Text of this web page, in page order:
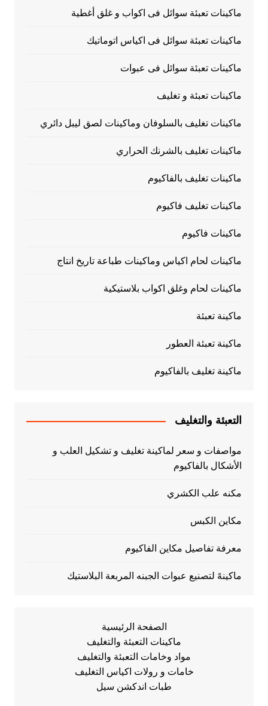
ماكينات تعبئة سوائل فى اكواب و غلق أغطية
ماكينات تعبئة سوائل فى اكياس اتوماتيك
ماكينات تعبئة سوائل فى عبوات
ماكينات تعبئة و تغليف
ماكينات تغليف بالسلوفان وماكينات لصق ليبل دائري
ماكينات تغليف بالشرنك الحراري
ماكينات تغليف بالفاكيوم
ماكينات تغليف فاكيوم
ماكينات فاكيوم
ماكينات لحام اكياس وماكينات طباعة تاريخ انتاج
ماكينات لحام وغلق اكواب بلاستيكية
ماكينة تعبئة
ماكينة تعبئة العطور
ماكينة تغليف بالفاكيوم
التعبئة والتغليف
مواصفات و سعر لماكينة تغليف و تشكيل العلب و
الأشكال بالفاكيوم
مكنه علب الكشري
مكاين الكبس
معرفة تفاصيل مكاين الفاكيوم
ماكينهً لتصنيع عبوات الجبنه المربعة البلاستيك
الصفحة الرئيسية
ماكينات التعبئة والتغليف
مواد وخامات التعبئة والتغليف
خامات و رولات اكياس التغليف
طبات اندكشن سيل